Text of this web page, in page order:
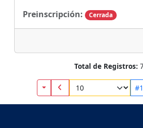
Preinscripción:
Cerrada
Total de Registros:
Toggle Dropdown